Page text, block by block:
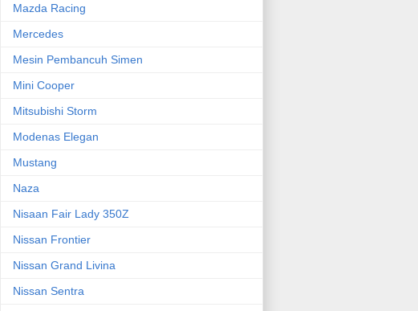
Mazda Racing
Mercedes
Mesin Pembancuh Simen
Mini Cooper
Mitsubishi Storm
Modenas Elegan
Mustang
Naza
Nisaan Fair Lady 350Z
Nissan Frontier
Nissan Grand Livina
Nissan Sentra